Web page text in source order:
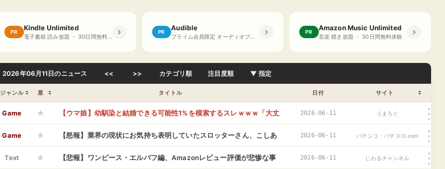
PR Kindle Unlimited
電子書籍 読み放題 ・ 30日間無料体験
PR Audible
プライム会員限定 オーディオブック ・ 30日間無料体験
PR Amazon Music Unlimited
音楽 聴き放題 ・ 30日間無料体験
2026年06月11日のニュース << >> カテゴリ順 注目度順 ▼ 指定
ジャンル 星 タイトル 日付 サイト
Game ★ 【ウマ娘】幼馴染と結婚できる可能性1%を模索するスレｗｗｗ「大丈
夫？ “1％” 引ける？」
2026-06-11 うまろぐ
Game ★ 【怒報】業界の現状にお気持ち表明していたスロッターさん、こしあ
んさんにブチギレ「演者様が素人のコメント欄漁ってインプ稼ぎして
2026-06-11 パチンコ・パチスロ.com
Text ★ 【悲報】ワンピース・エルバフ編、Amazonレビュー評価が悲惨な事 2026-06-11 じわるチャンネル